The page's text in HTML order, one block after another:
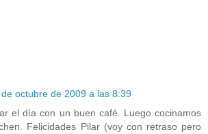
de octubre de 2009 a las 8:39
el día con un buen café. Luego cocinamos
Felicidades Pilar (voy con retraso pero